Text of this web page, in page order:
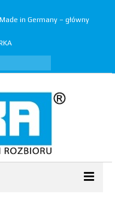
in Germany – główny